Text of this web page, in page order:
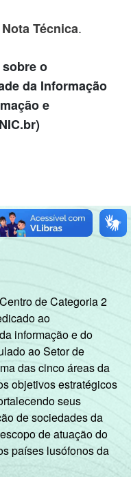
Nota Técnica.
o
da Informação
e
de Categoria 2
ao
informação e do
ao Setor de
das cinco áreas da
objetivos estratégicos
seus
de sociedades da
de atuação do
países lusófonos da